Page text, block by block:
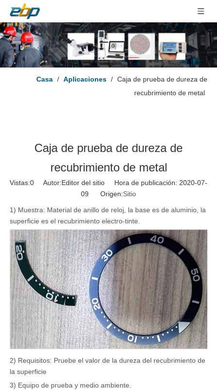
Casa / Aplicaciones / Caja de prueba de dureza de
recubrimiento de metal
Caja de prueba de dureza de
recubrimiento de metal
Vistas:0 Autor:Editor del sitio Hora de publicación: 2020-07-
09 Origen:Sitio
1) Muestra: Material de anillo de reloj, la base es de aluminio, la
superficie es el recubrimiento electro-tinte.
2) Requisitos: Pruebe el valor de la dureza del recubrimiento de
la superficie
3) Equipo de prueba y medio ambiente.